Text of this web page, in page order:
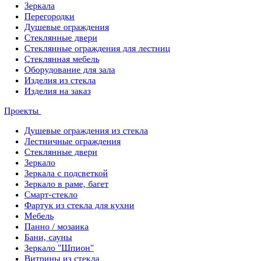
Зеркала
Перегородки
Душевые ограждения
Стеклянные двери
Стеклянные ограждения для лестниц
Стеклянная мебель
Оборудование для зала
Изделия из стекла
Изделия на заказ
Проекты
Душевые ограждения из стекла
Лестничные ограждения
Стеклянные двери
Зеркало
Зеркала с подсветкой
Зеркало в раме, багет
Смарт-стекло
Фартук из стекла для кухни
Мебель
Панно / мозаика
Бани, сауны
Зеркало "Шпион"
Витрины из стекла